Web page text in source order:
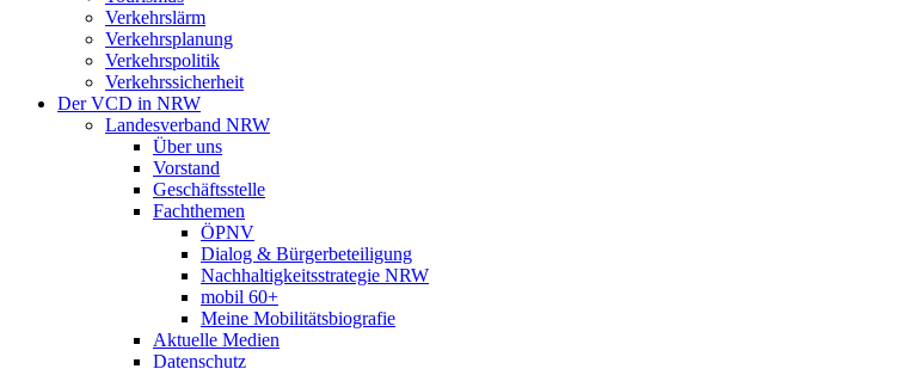
Verkehrslärm
Verkehrsplanung
Verkehrspolitik
Verkehrssicherheit
Der VCD in NRW
Landesverband NRW
Über uns
Vorstand
Geschäftsstelle
Fachthemen
ÖPNV
Dialog & Bürgerbeteiligung
Nachhaltigkeitsstrategie NRW
mobil 60+
Meine Mobilitätsbiografie
Aktuelle Medien
Datenschutz